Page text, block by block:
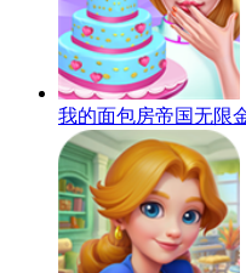
我的面包房帝国无限